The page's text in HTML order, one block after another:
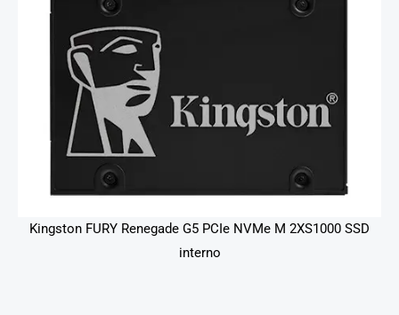
Kingston FURY Renegade G5 PCIe NVMe M 2XS1000 SSD
interno